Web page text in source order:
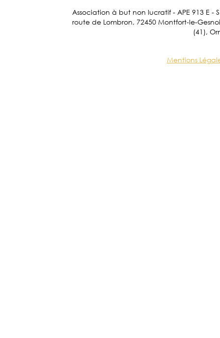
Association à but non lucratif - APE 913 E -
route de Lombron, 72450 Montfort-le-
(41),
Mentions